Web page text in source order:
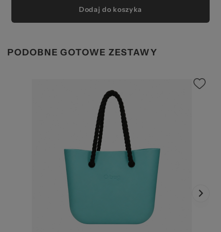
Dodaj do koszyka
PODOBNE GOTOWE ZESTAWY